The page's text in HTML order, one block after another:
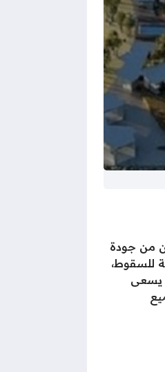
من جودة
للسقوط،
وتطويرها بشكل يتوافق مع رؤية المملكة لعام 2030، كذلك يسعى